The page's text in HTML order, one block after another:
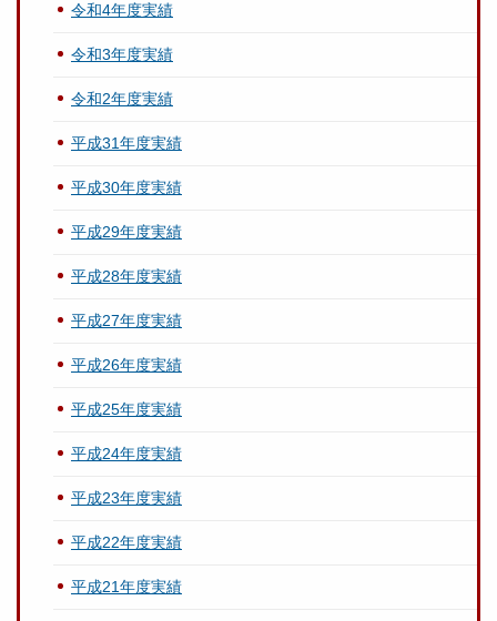
令和4年度実績
令和3年度実績
令和2年度実績
平成31年度実績
平成30年度実績
平成29年度実績
平成28年度実績
平成27年度実績
平成26年度実績
平成25年度実績
平成24年度実績
平成23年度実績
平成22年度実績
平成21年度実績